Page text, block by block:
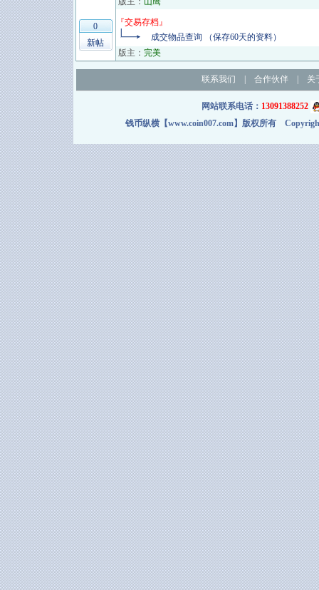
0
新帖
『交易存档』
成交物品查询 （保存60天的资料）
版主： 完美
联系我们 合作伙伴| 关
网站联系电话： 13091388252
钱币纵横【www.coin007.com】版权所有